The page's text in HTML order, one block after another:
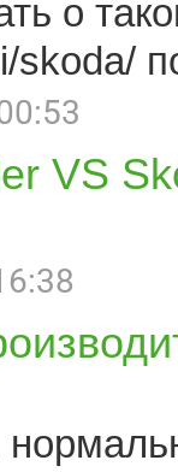
о
skoda/
VS